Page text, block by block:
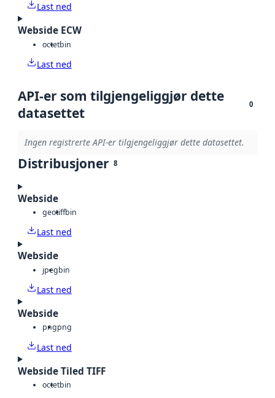
Last ned
Webside ECW
octetbin
Last ned
API-er som tilgjengeliggjør dette
datasettet
0
Ingen registrerte API-er tilgjengeliggjør dette datasettet.
Distribusjoner 8
Webside
geotiffbin
Last ned
Webside
jpegbin
Last ned
Webside
pngpng
Last ned
Webside Tiled TIFF
octetbin